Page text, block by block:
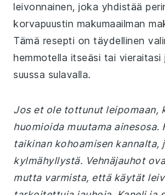
leivonnainen, joka yhdistää
korvapuustin makumaailman
Tämä resepti on täydellinen
hemmotella itseäsi tai vieraitasi
suussa sulavalla.
Jos et ole tottunut leipomaan,
huomioida muutama ainesosa.
taikinan kohoamisen kannalta,
kylmähyllystä. Vehnäjauhot
mutta varmista, että käytät